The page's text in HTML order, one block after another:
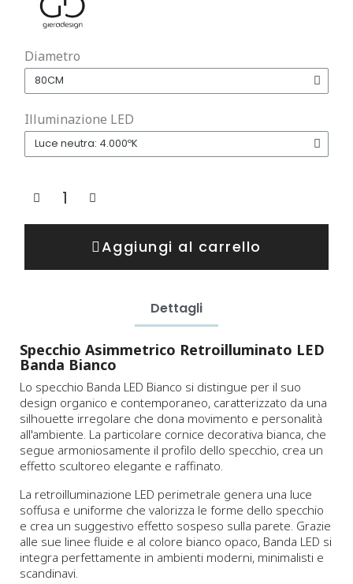
Diametro
Illuminazione LED
Aggiungi al carrello
Dettagli
Specchio Asimmetrico Retroilluminato LED
Banda Bianco
Lo specchio Banda LED Bianco si distingue per il suo
design organico e contemporaneo, caratterizzato da una
silhouette irregolare che dona movimento e personalità
all'ambiente. La particolare cornice decorativa bianca, che
segue armoniosamente il profilo dello specchio, crea un
effetto scultoreo elegante e raffinato.
La retroilluminazione LED perimetrale genera una luce
soffusa e uniforme che valorizza le forme dello specchio
e crea un suggestivo effetto sospeso sulla parete. Grazie
alle sue linee fluide e al colore bianco opaco, Banda LED si
integra perfettamente in ambienti moderni, minimalisti e
scandinavi.